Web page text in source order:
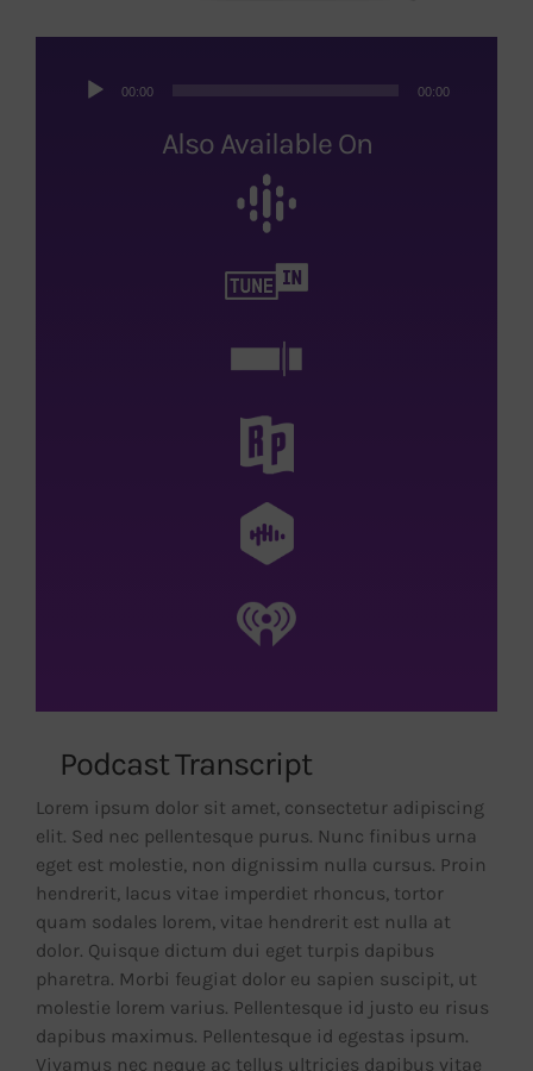
Reproductor
00:00 00:00
Also Available On
Podcast Transcript
Lorem ipsum dolor sit amet, consectetur adipiscing
elit. Sed nec pellentesque purus. Nunc finibus urna
eget est molestie, non dignissim nulla cursus. Proin
hendrerit, lacus vitae imperdiet rhoncus, tortor
quam sodales lorem, vitae hendrerit est nulla at
dolor. Quisque dictum dui eget turpis dapibus
pharetra. Morbi feugiat dolor eu sapien suscipit, ut
molestie lorem varius. Pellentesque id justo eu risus
dapibus maximus. Pellentesque id egestas ipsum.
Vivamus nec neque ac tellus ultricies dapibus vitae